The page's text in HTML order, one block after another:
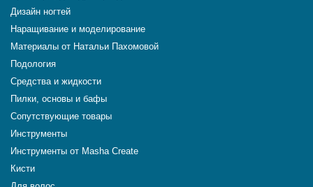
Дизайн ногтей
Наращивание и моделирование
Материалы от Натальи Пахомовой
Подология
Средства и жидкости
Пилки, основы и бафы
Сопутствующие товары
Инструменты
Инструменты от Masha Create
Кисти